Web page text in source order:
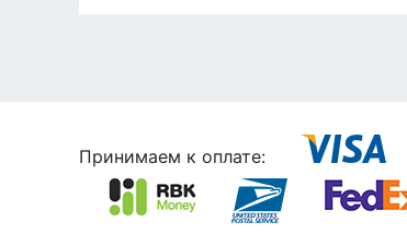
Принимаем к оплате: